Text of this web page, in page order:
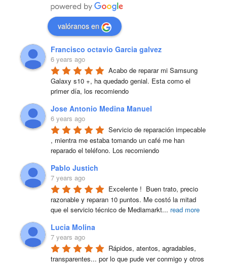
valóranos en
Francisco octavio Garcia galvez
6 years ago
Acabo de reparar mi Samsung
Galaxy s10 +, ha quedado genial. Esta como el
primer día, los recomiendo
Jose Antonio Medina Manuel
6 years ago
Servicio de reparación impecable
, mientra me estaba tomando un café me han
reparado el teléfono. Los recomiendo
Pablo Justich
7 years ago
Excelente !  Buen trato, precio
razonable y reparan 10 puntos. Me costó la mitad
que el servicio técnico de Mediamarkt... read more
Lucia Molina
7 years ago
Rápidos, atentos, agradables,
transparentes... por lo que pude ver conmigo y otros